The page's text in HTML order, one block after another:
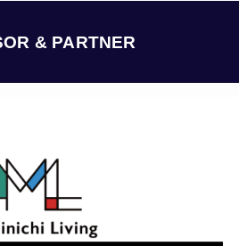
& PARTNER